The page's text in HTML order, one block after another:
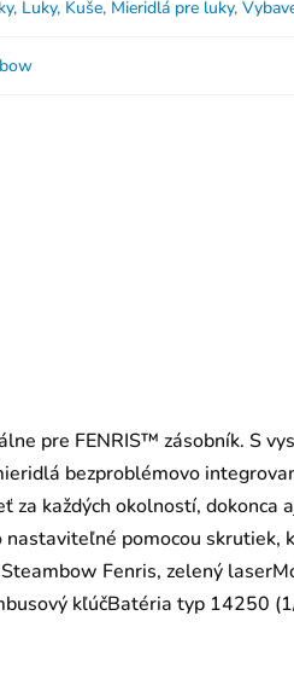
, Luky, Kuše, Mieridlá pre luky,
pre FENRIS™ zásobník. S
bezproblémovo
za každých okolností, dokonca
pomocou skrutiek,
Fenris, zelený
kľúčBatéria typ 14250